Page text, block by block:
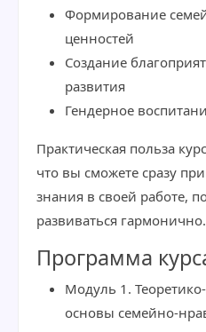
Формирование
ценностей
Создание
развития
Гендерное
Практическая польза
что вы сможете сразу
знания в своей работе,
развиваться гармонично.
Программа
Модуль 1.
основы семейно-